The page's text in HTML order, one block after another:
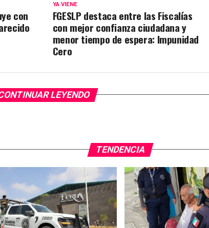
YA VIENE
FGESLP destaca entre las Fiscalías
con mejor confianza ciudadana y
menor tiempo de espera: Impunidad
Cero
con
LEYENDO
TENDENCIA